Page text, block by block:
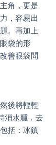
角，更是
，容易出
。再加上
袋的形
善眼袋問
後將輕輕
消水腫，去
括：冰鎮